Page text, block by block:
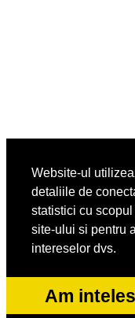
Website-ul
detaliile de
statistici cu
site-ului si pentru
intereselor dvs.
Am